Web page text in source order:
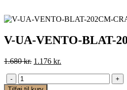
V-UA-VENTO-BLAT-
1.680kr. Den
var:
1.176 kr.
-
+